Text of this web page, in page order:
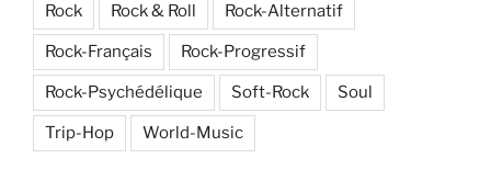
Rock Rock & Roll Rock-Alternatif
Rock-Français Rock-Progressif
Rock-Psychédélique Soft-Rock Soul
Trip-Hop World-Music